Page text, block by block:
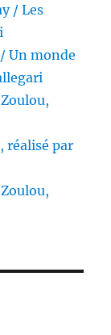
/ Les
Un monde
réalisé par